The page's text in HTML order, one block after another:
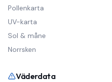
Pollenkarta
UV-karta
Sol & måne
Norrsken
Väderdata